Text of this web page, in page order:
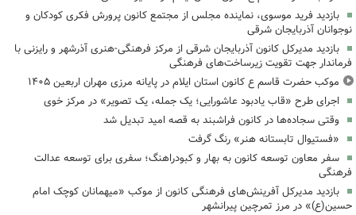
بازدید فرید موسوی، نماینده مجلس از مجتمع کانون پرورش فکری کودکان و
نوجوانان آذربایجان شرقی
بازدید مدیرکل کانون آذربایجان شرقی از مرکز فرهنگی‌-هنری آذرشهر و رایزنی با
فرماندار جهت تقویت زیرساخت‌های فرهنگی
موکب حضرت قاسم ع کانون استان ایلام در پایانه مرزی مهران اربعین ۱۴۰۵
اجرای طرح «قاب یادبود عاشورایی؛ یک جمله، یک تصویر» در مرکز خوی
وقتی سجاده‌ها در کانون فراشبند به قصه امید تبدیل شد
«فستیوال تابستانه هنر» رنگ گرفت
سفر معاون توسعه کانون به بهار و کبودراهنگ؛ سفری برای توسعه عدالت
فرهنگی
بازدید مدیرکل آفرینش‌های فرهنگی کانون از موکب «میهمانان کوچک امام
حسین(ع)» در مرز تمرچین پیرانشهر